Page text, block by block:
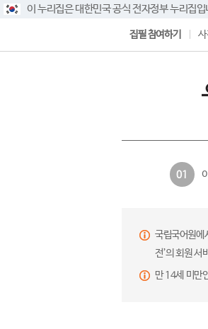
이 누리집은 대한민국 공식 전자정부 누리집입
집필 참여하기 사
01
국립국어원에
전’의 회원 서
만 14세 미만